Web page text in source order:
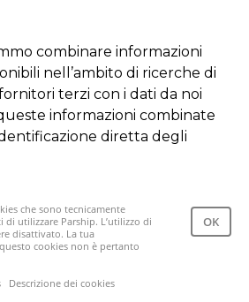
combinare informazioni
nell’ambito di ricerche di
terzi con i dati da noi
informazioni combinate
diretta degli
ai sensi dell’art. 6, par. 1,
31, par. 1 nDSG. Il legittimo
in particolare nell’analisi
di Parship, al fine di
che sono tecnicamente
utilizzare Parship. L’utilizzo di
disattivato. La tua
cookies non è pertanto
Descrizione dei cookies
OK